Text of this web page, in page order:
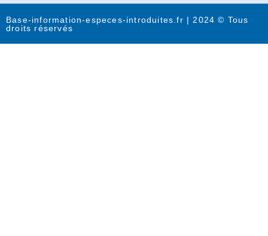
Base-information-especes-introduites.fr | 2024 © Tous
droits réservés